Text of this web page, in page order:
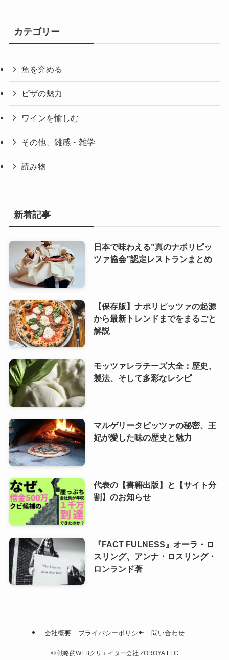
カテゴリー
魚を究める
ピザの魅力
ワインを愉しむ
その他、雑感・雑学
読み物
新着記事
日本で味わえる”真のナポリピッ
ツァ協会”認定レストランまとめ
【保存版】ナポリピッツァの起源
から最新トレンドまでをまるごと
解説
モッツァレラチーズ大全：歴史、
製法、そして多彩なレシピ
マルゲリータピッツァの秘密、王
妃が愛した味の歴史と魅力
代表の【書籍出版】と【サイト分
割】のお知らせ
『FACT FULNESS』オーラ・ロ
スリング、アンナ・ロスリング・
ロンランド著
会社概要 プライバシーポリシー 問い合わせ
©戦略的WEBクリエイター会社 ZOROYA.LLC